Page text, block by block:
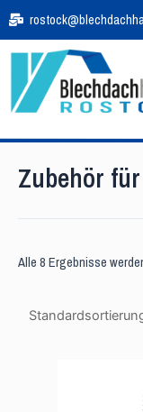
Zum
Inhalt
springen
Zubehör
Alle 8 Ergebnisse